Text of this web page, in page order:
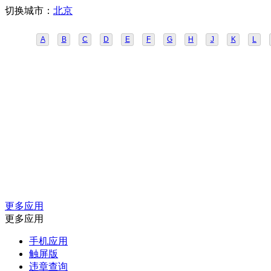
切换城市： 北京
A B C D E F G H J K L
更多应用
更多应用
手机应用
触屏版
违章查询